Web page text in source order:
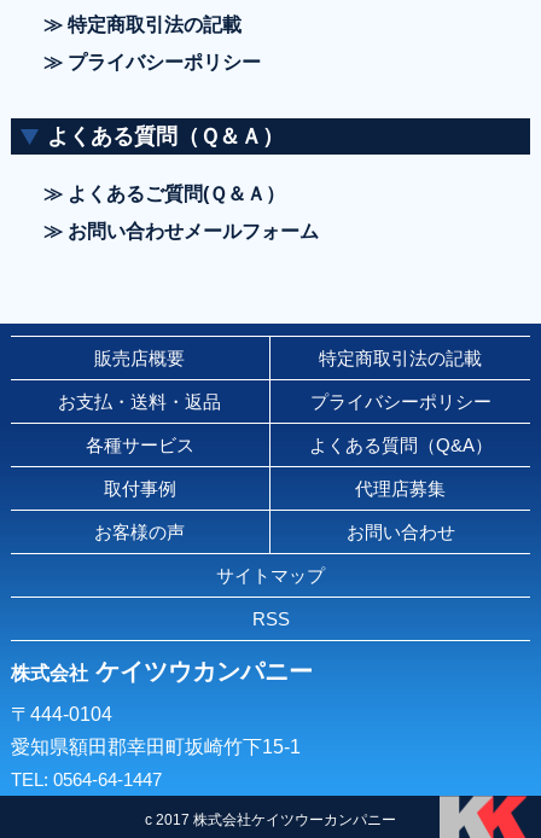
≫ 特定商取引法の記載
≫ プライバシーポリシー
よくある質問（Ｑ＆Ａ）
≫ よくあるご質問(Ｑ＆Ａ）
≫ お問い合わせメールフォーム
販売店概要
お支払・送料・返品
各種サービス
取付事例
お客様の声
特定商取引法の記載
プライバシーポリシー
よくある質問（Q&A）
代理店募集
お問い合わせ
サイトマップ
RSS
株式会社ケイツウカンパニー
〒444-0104
愛知県額田郡幸田町坂崎竹下15-1
TEL: 0564-64-1447
c 2017 株式会社ケイツウーカンパニー